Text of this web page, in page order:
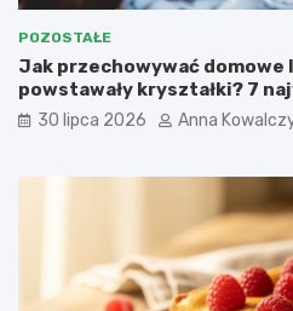
POZOSTAŁE
Jak przechowywać domowe
powstawały kryształki? 7
30 lipca 2026 Anna